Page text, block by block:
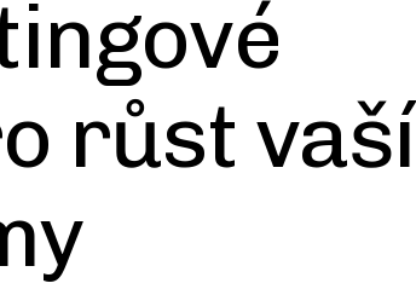
růst vaší